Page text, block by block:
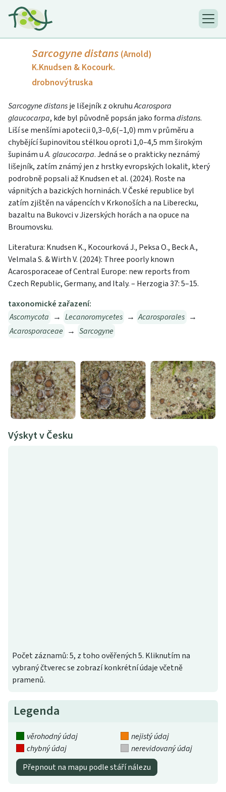
Sarcogyne distans (Arnold)
K.Knudsen & Kocourk.
drobnovýtruska
Sarcogyne distansje lišejník z okruhuAcarospora
glaucocarpa, kde byl původně popsán jako formadistans.
Liší se menšími apotecii 0,3–0,6(–1,0) mm v průměru a
chybějící šupinovitou stélkou oproti 1,0–4,5 mm širokým
šupinám uA. glaucocarpa. Jedná se o prakticky neznámý
lišejník, zatím známý jen z hrstky evropských lokalit, který
podrobně popsali až Knudsen et al. (2024). Roste na
vápnitých a bazických horninách. V České republice byl
zatím zjištěn na vápencích v Krkonoších a na Liberecku,
bazaltu na Bukovci v Jizerských horách a na opuce na
Broumovsku.
Literatura: Knudsen K., Kocourková J., Peksa O., Beck A.,
Velmala S. & Wirth V. (2024): Three poorly known
Acarosporaceae of Central Europe: new reports from
Czech Republic, Germany, and Italy. – Herzogia 37: 5–15.
taxonomické zařazení:
Ascomycota → Lecanoromycetes → Acarosporales →
Acarosporaceae → Sarcogyne
Výskyt v Česku
Počet záznamů: 5, z toho ověřených 5. Kliknutím na
vybraný čtverec se zobrazí konkrétní údaje včetně
pramenů.
Legenda
věrohodný údaj
nejistý údaj
chybný údaj
nerevidovaný údaj
Přepnout na mapu podle stáří nálezu